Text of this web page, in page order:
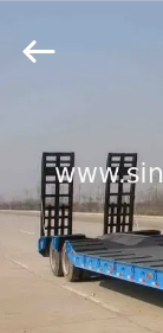
PRODUK
TENTANG
LTD..